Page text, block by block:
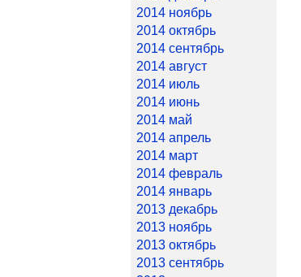
2014 ноябрь
2014 октябрь
2014 сентябрь
2014 август
2014 июль
2014 июнь
2014 май
2014 апрель
2014 март
2014 февраль
2014 январь
2013 декабрь
2013 ноябрь
2013 октябрь
2013 сентябрь